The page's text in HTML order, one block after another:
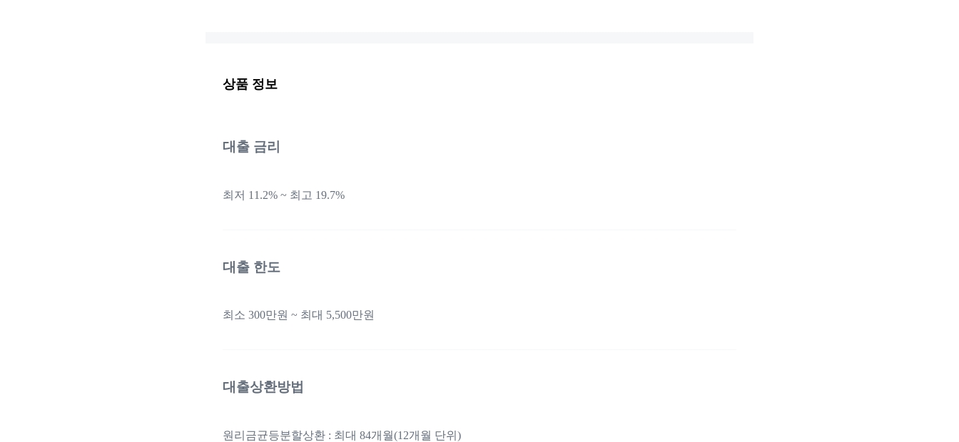
상품 정보
대출 금리
최저 11.2% ~ 최고 19.7%
대출 한도
최소 300만원 ~ 최대 5,500만원
대출상환방법
원리금균등분할상환 : 최대 84개월(12개월 단위)